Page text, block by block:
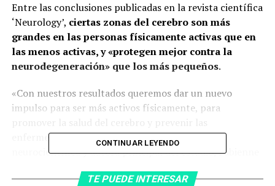
Entre las conclusiones publicadas en la revista científica
‘Neurology’, ciertas zonas del cerebro son más
grandes en las personas físicamente activas que en
las menos activas, y «protegen mejor contra la
neurodegeneración» que los más pequeños.
«Con nuestros resultados queremos dar un nuevo
impulso para ser más activos físicamente, para
enfermedades neurodegenerativas», dijo la
neurocientífica y autora principal del estudio, Fabienne
CONTINUAR LEYENDO
TE PUEDE INTERESAR